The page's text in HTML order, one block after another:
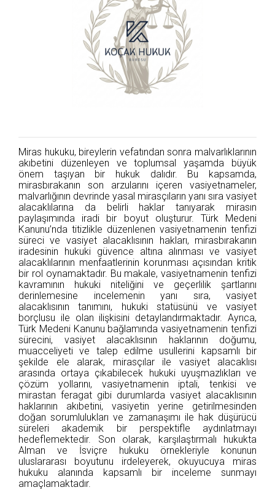
Miras hukuku, bireylerin vefatından sonra malvarlıklarının
akıbetini düzenleyen ve toplumsal yaşamda büyük
önem taşıyan bir hukuk dalıdır. Bu kapsamda,
mirasbırakanın son arzularını içeren vasiyetnameler,
malvarlığının devrinde yasal mirasçıların yanı sıra vasiyet
alacaklılarına da belirli haklar tanıyarak mirasın
paylaşımında iradi bir boyut oluşturur. Türk Medeni
Kanunu’nda titizlikle düzenlenen vasiyetnamenin tenfizi
süreci ve vasiyet alacaklısının hakları, mirasbırakanın
iradesinin hukuki güvence altına alınması ve vasiyet
alacaklılarının menfaatlerinin korunması açısından kritik
bir rol oynamaktadır. Bu makale, vasiyetnamenin tenfizi
kavramının hukuki niteliğini ve geçerlilik şartlarını
derinlemesine incelemenin yanı sıra, vasiyet
alacaklısının tanımını, hukuki statüsünü ve vasiyet
borçlusu ile olan ilişkisini detaylandırmaktadır. Ayrıca,
Türk Medeni Kanunu bağlamında vasiyetnamenin tenfizi
sürecini, vasiyet alacaklısının haklarının doğumu,
muacceliyeti ve talep edilme usullerini kapsamlı bir
şekilde ele alarak, mirasçılar ile vasiyet alacaklısı
arasında ortaya çıkabilecek hukuki uyuşmazlıkları ve
çözüm yollarını, vasiyetnamenin iptali, tenkisi ve
mirastan feragat gibi durumlarda vasiyet alacaklısının
haklarının akıbetini, vasiyetin yerine getirilmesinden
doğan sorumlulukları ve zamanaşımı ile hak düşürücü
süreleri akademik bir perspektifle aydınlatmayı
hedeflemektedir. Son olarak, karşılaştırmalı hukukta
Alman ve İsviçre hukuku örnekleriyle konunun
uluslararası boyutunu irdeleyerek, okuyucuya miras
hukuku alanında kapsamlı bir inceleme sunmayı
amaçlamaktadır.